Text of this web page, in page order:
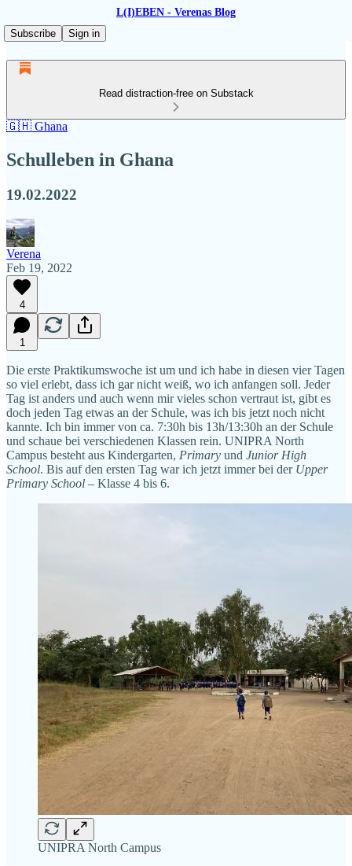
L(I)EBEN - Verenas Blog
Subscribe
Sign in
Read distraction-free on Substack
🇬🇭 Ghana
Schulleben in Ghana
19.02.2022
Verena
Feb 19, 2022
4
1
Die erste Praktikumswoche ist um und ich habe in diesen vier Tagen
so viel erlebt, dass ich gar nicht weiß, wo ich anfangen soll. Jeder
Tag ist anders und auch wenn mir vieles schon vertraut ist, gibt es
doch jeden Tag etwas an der Schule, was ich bis jetzt noch nicht
kannte. Ich bin immer von ca. 7:30h bis 13h/13:30h an der Schule
und schaue bei verschiedenen Klassen rein. UNIPRA North
Campus besteht aus Kindergarten, Primary und Junior High
School. Bis auf den ersten Tag war ich jetzt immer bei der Upper
Primary School – Klasse 4 bis 6.
UNIPRA North Campus